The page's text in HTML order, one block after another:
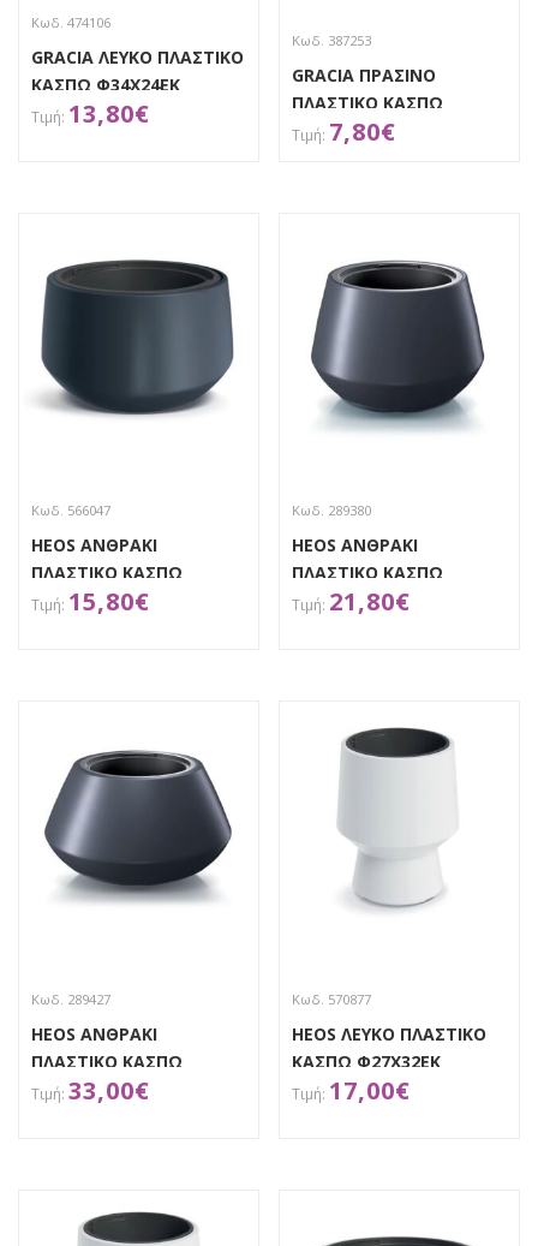
Κωδ. 474106
GRACIA ΛΕΥΚΟ ΠΛΑΣΤΙΚΟ
ΚΑΣΠΩ Φ34Χ24ΕΚ
13,80€
Κωδ. 387253
GRACIA ΠΡΑΣΙΝΟ
ΠΛΑΣΤΙΚΟ ΚΑΣΠΩ
Φ24Χ19ΕΚ
7,80€
Κωδ. 566047
HEOS ΑΝΘΡΑΚΙ
ΠΛΑΣΤΙΚΟ ΚΑΣΠΩ
Φ34Χ20ΕΚ
15,80€
Κωδ. 289380
HEOS ΑΝΘΡΑΚΙ
ΠΛΑΣΤΙΚΟ ΚΑΣΠΩ
Φ44Χ30ΕΚ
21,80€
Κωδ. 289427
HEOS ΑΝΘΡΑΚΙ
ΠΛΑΣΤΙΚΟ ΚΑΣΠΩ
Φ58Χ30ΕΚ
33,00€
Κωδ. 570877
HEOS ΛΕΥΚΟ ΠΛΑΣΤΙΚΟ
ΚΑΣΠΩ Φ27Χ32ΕΚ
17,00€